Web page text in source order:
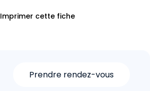
Imprimer cette fiche
Prendre rendez-vous